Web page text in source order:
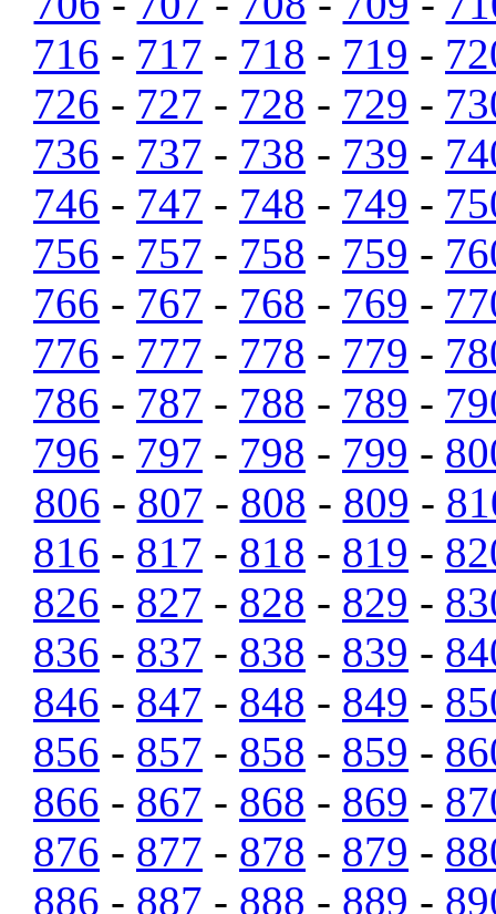
716 - 717 - 718 - 719 -
726 - 727 - 728 - 729 -
736 - 737 - 738 - 739 -
746 - 747 - 748 - 749 -
756 - 757 - 758 - 759 -
766 - 767 - 768 - 769 -
776 - 777 - 778 - 779 -
786 - 787 - 788 - 789 -
796 - 797 - 798 - 799 -
806 - 807 - 808 - 809 -
816 - 817 - 818 - 819 -
826 - 827 - 828 - 829 -
836 - 837 - 838 - 839 -
846 - 847 - 848 - 849 -
856 - 857 - 858 - 859 -
866 - 867 - 868 - 869 -
876 - 877 - 878 - 879 -
886 - 887 - 888 - 889 -